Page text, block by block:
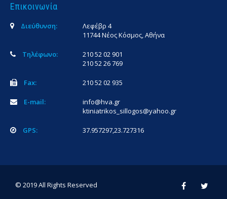
Επικοινωνία
Διεύθυνση:
Λεφέβρ 4
11744 Νέος Κόσμος, Αθήνα
Τηλέφωνο:
210 52 02 901
210 52 26 769
Fax: 210 52 02 935
E-mail:
info@hva.gr
ktiniatrikos_sillogos@yahoo.gr
GPS: 37.957297,23.727316
© 2019 All Rights Reserved